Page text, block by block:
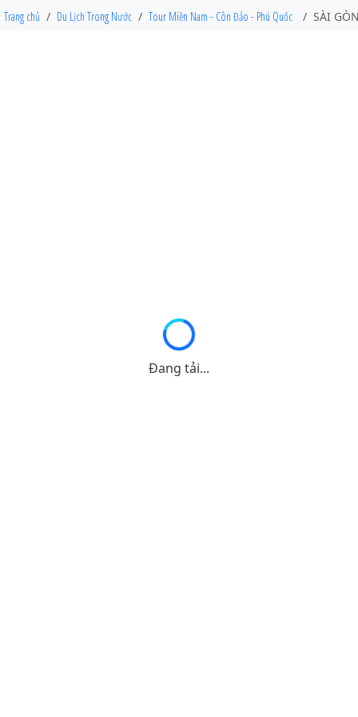
Trang chủ Du Lịch Trong Nước Tour Miền Nam - Côn Đảo - Phú Quốc SÀI
Đang tải...